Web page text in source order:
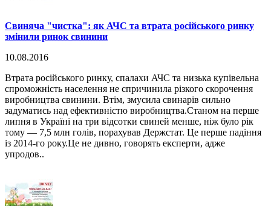
Свиняча "чистка": як АЧС та втрата російського ринку
змінили ринок свинини
10.08.2016
Втрата російського ринку, спалахи АЧС та низька купівельна
спроможність населення не спричинила різкого скорочення
виробництва свинини. Втім, змусила свинарів сильно
задуматись над ефективністю виробництва.Станом на перше
липня в Україні на три відсотки свиней менше, ніж було рік
тому ― 7,5 млн голів, порахував Держстат. Це перше падіння
із 2014-го року.Це не дивно, говорять експерти, адже
упродов..